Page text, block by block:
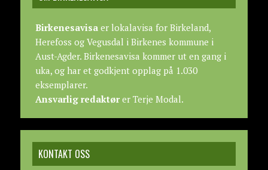
Birkenesavisaer lokalavisa for Birkeland,
Herefoss og Vegusdal i Birkenes kommune i
Aust-Agder. Birkenesavisa kommer ut en gang i
uka, og har et godkjent opplag på 1.030
eksemplarer.
Ansvarlig redaktører Terje Modal.
KONTAKT OSS